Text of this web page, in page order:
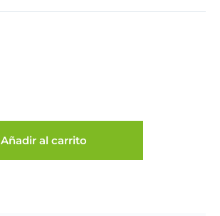
Añadir al carrito